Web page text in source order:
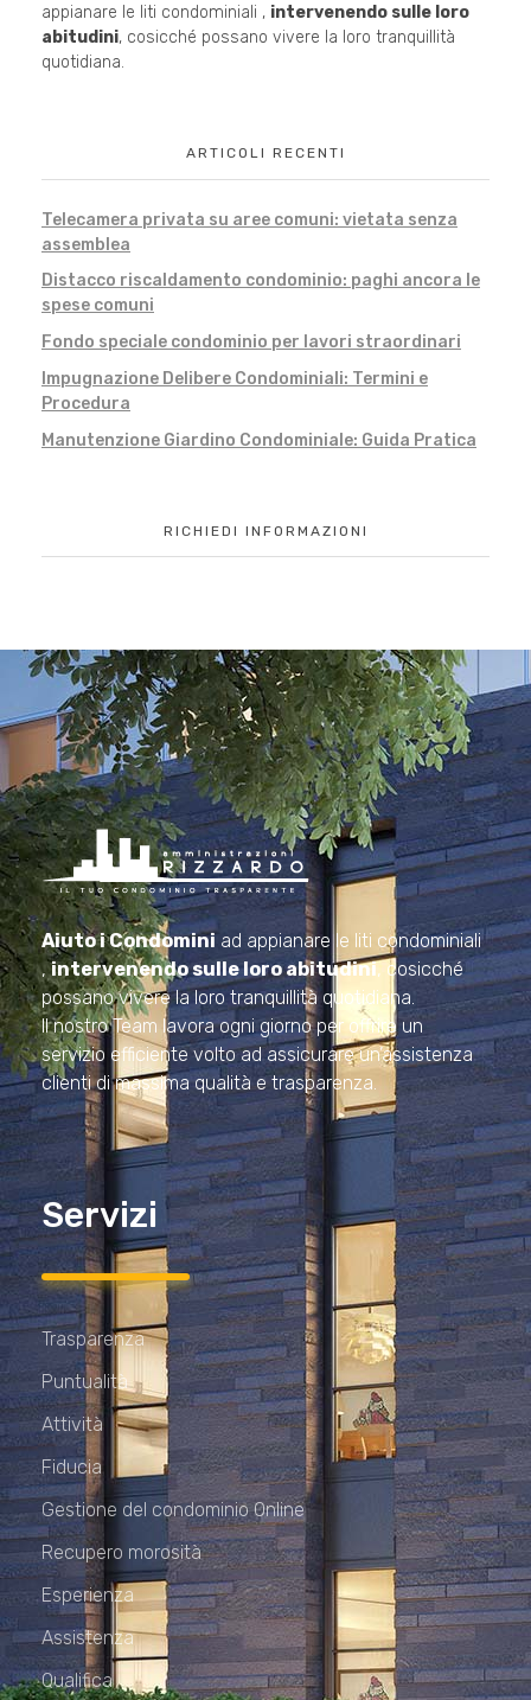
appianare le liti condominiali , intervenendo sulle loro
abitudini, cosicché possano vivere la loro tranquillità
quotidiana.
ARTICOLI RECENTI
Telecamera privata su aree comuni: vietata senza
assemblea
Distacco riscaldamento condominio: paghi ancora le
spese comuni
Fondo speciale condominio per lavori straordinari
Impugnazione Delibere Condominiali: Termini e
Procedura
Manutenzione Giardino Condominiale: Guida Pratica
RICHIEDI INFORMAZIONI
Amministrazioni Rizzardo
Il tuo condominio trasparente
Aiuto i Condominiad appianare le liti condominiali
,intervenendo sulle loro abitudini, cosicché
possano vivere la loro tranquillità quotidiana.
Il nostro Team lavora ogni giorno per offrire un
servizio efficiente volto ad assicurare un’assistenza
clienti di massima qualità e trasparenza.
Servizi
Trasparenza
Puntualità
Attività
Fiducia
Gestione del condominio Online
Recupero morosità
Esperienza
Assistenza
Qualifica